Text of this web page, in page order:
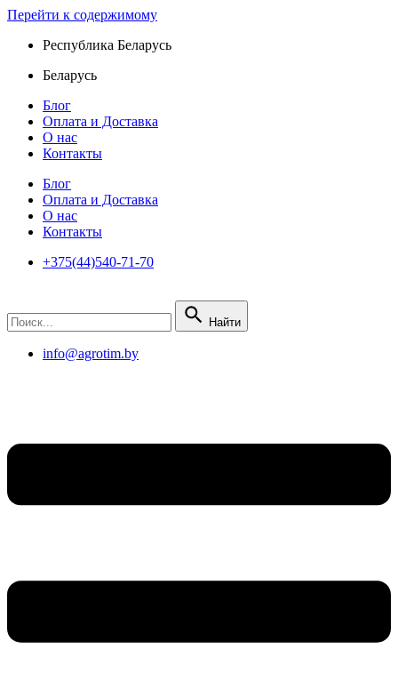
Перейти к содержимому
Республика Беларусь
Беларусь
Блог
Оплата и Доставка
О нас
Контакты
Блог
Оплата и Доставка
О нас
Контакты
+375(44)540-71-70
Найти
info@agrotim.by